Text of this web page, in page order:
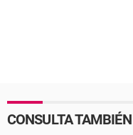
CONSULTA TAMBIÉN